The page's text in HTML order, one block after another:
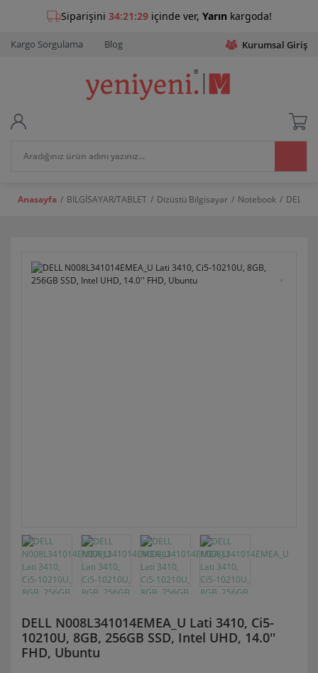
Kargo Sorgulama Blog Kurumsal Giriş
Anasayfa BİLGİSAYAR/TABLET Dizüstü Bilgisayar Notebook DELL
DELL N008L341014EMEA_U Lati 3410, Ci5-
10210U, 8GB, 256GB SSD, Intel UHD, 14.0''
FHD, Ubuntu